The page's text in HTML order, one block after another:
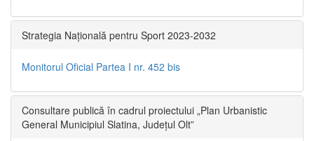
Strategia Națională pentru Sport 2023-2032
Monitorul Oficial Partea I nr. 452 bis
Consultare publică în cadrul proiectului „Plan Urbanistic
General Municipiul Slatina, Județul Olt”